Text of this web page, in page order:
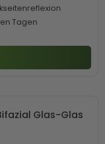
Tagen
Glas-Glas